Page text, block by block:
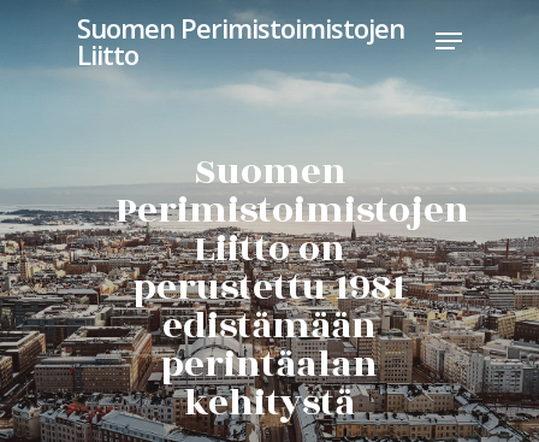
Suomen Perimistoimistojen
Liitto
Suomen
Perimistoimistojen
Liitto on
perustettu 1981
edistämään
perintäalan
kehitystä